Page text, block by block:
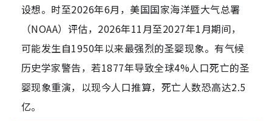
设想。时至2026年6月，美国国家海洋暨大气总署
（NOAA）评估，2026年11月至2027年1月期间，
可能发生自1950年以来最强烈的圣婴现象。有气候
历史学家警告，若1877年导致全球4%人口死亡的圣
婴现象重演，以现今人口推算，死亡人数恐高达2.5
亿。